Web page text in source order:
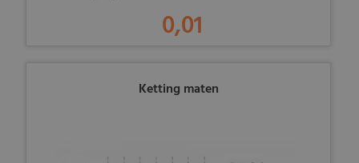
0,01
Ketting maten